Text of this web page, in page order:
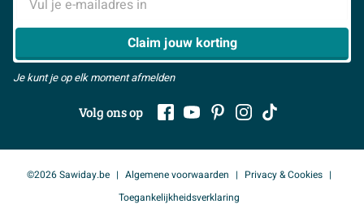
> Alles over showrooms
Claim jouw korting
Je kunt je op elk moment afmelden
Volg ons op
©2026 Sawiday.be Algemene voorwaarden
Privacy & Cookies
Toegankelijkheidsverklaring